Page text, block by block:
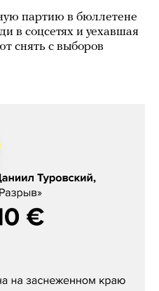
партию в бюллетене
в соцсетях и уехавшая
снять с выборов
«Разрыв»